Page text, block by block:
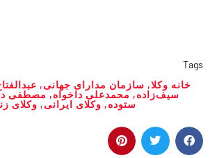
Tags
خانه وکلا, سازمان مدارای جهانی,
سیف‌زاده, محمدعلی داخواه, مصطفی
ستوده, وکلای ایرانی, وکلای